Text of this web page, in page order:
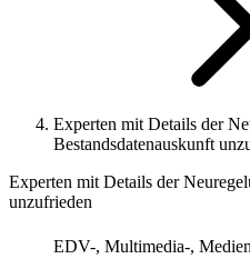
Experten mit Details der
Bestandsdatenauskunft
Experten mit Details der
unzufrieden
EDV-, Multimedia-,